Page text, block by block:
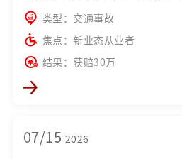
类型：交通事故
焦点：新业态从业者
结果：获赔30万
07/15 2026